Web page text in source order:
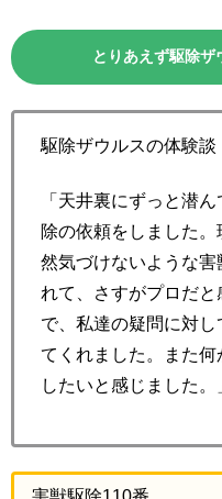
とりあえず駆除ザ
駆除ザウルスの体験談
「天井裏にずっと潜
除の依頼をしました
然気づけないような害
れて、さすがプロだ
で、私達の疑問に対し
てくれました。また
したいと感じました。